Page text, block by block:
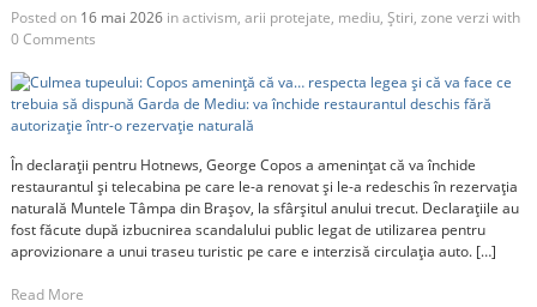
Posted on 16 mai 2026inactivism, arii protejate, mediu, Știri, zone verzi with
0 Comments
În declarații pentru Hotnews, George Copos a amenințat că va închide
restaurantul și telecabina pe care le-a renovat și le-a redeschis în rezervația
naturală Muntele Tâmpa din Brașov, la sfârșitul anului trecut. Declarațiile au
fost făcute după izbucnirea scandalului public legat de utilizarea pentru
aprovizionare a unui traseu turistic pe care e interzisă circulația auto. […]
Read More